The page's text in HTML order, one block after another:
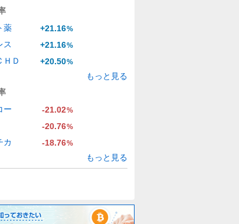
薬 +21.16%
ス +21.16%
ＨＤ +20.50%
もっと見る
ー -21.02%
-20.76%
カ -18.76%
もっと見る